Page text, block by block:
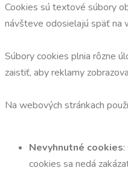
Cookies sú textové súbory
návšteve odosielajú späť na
Súbory cookies plnia rôzne
zaistiť, aby reklamy
Na webových stránkach
Nevyhnutné cookies
cookies sa nedá